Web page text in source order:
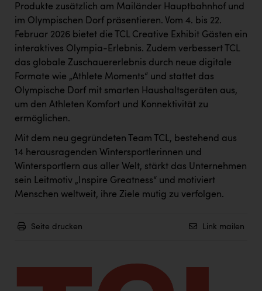
Österreichisches Hebammengremium
Wirtschaftskammer OÖ Energiehandel
Dopgas
kunden basics
kontakt
Produkte zusätzlich am Mailänder Hauptbahnhof und
im Olympischen Dorf präsentieren. Vom 4. bis 22.
Februar 2026 bietet die TCL Creative Exhibit Gästen ein
interaktives Olympia-Erlebnis. Zudem verbessert TCL
das globale Zuschauererlebnis durch neue digitale
Formate wie „Athlete Moments“ und stattet das
Olympische Dorf mit smarten Haushaltsgeräten aus,
um den Athleten Komfort und Konnektivität zu
ermöglichen.
Mit dem neu gegründeten Team TCL, bestehend aus
14 herausragenden Wintersportlerinnen und
Wintersportlern aus aller Welt, stärkt das Unternehmen
sein Leitmotiv „Inspire Greatness“ und motiviert
Menschen weltweit, ihre Ziele mutig zu verfolgen.
Seite drucken Link mailen